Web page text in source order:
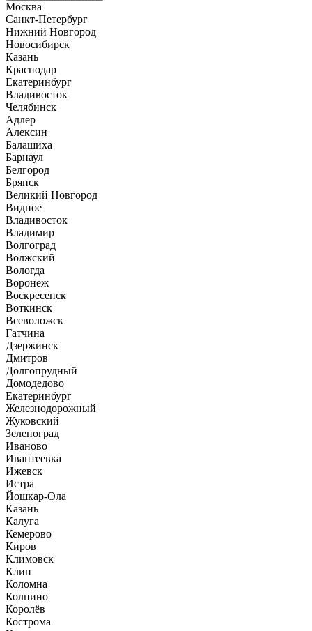
Москва
Санкт-Петербург
Нижний Новгород
Новосибирск
Казань
Краснодар
Екатеринбург
Владивосток
Челябинск
Адлер
Алексин
Балашиха
Барнаул
Белгород
Брянск
Великий Новгород
Видное
Владивосток
Владимир
Волгоград
Волжский
Вологда
Воронеж
Воскресенск
Воткинск
Всеволожск
Гатчина
Дзержинск
Дмитров
Долгопрудный
Домодедово
Екатеринбург
Железнодорожный
Жуковский
Зеленоград
Иваново
Ивантеевка
Ижевск
Истра
Йошкар-Ола
Казань
Калуга
Кемерово
Киров
Климовск
Клин
Коломна
Колпино
Королёв
Кострома